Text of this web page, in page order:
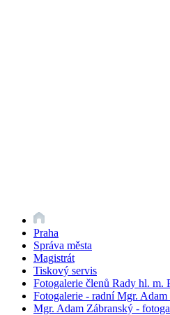
Praha
Správa města
Magistrát
Tiskový servis
Fotogalerie členů Rady hl. m.
Fotogalerie - radní Mgr. Adam
Mgr. Adam Zábranský -